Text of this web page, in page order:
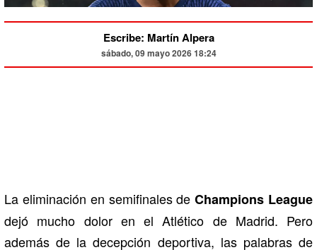
Escribe: Martín Alpera
sábado, 09 mayo 2026 18:24
La eliminación en semifinales deChampions League
dejó mucho dolor en el Atlético de Madrid. Pero
además de la decepción deportiva, las palabras de